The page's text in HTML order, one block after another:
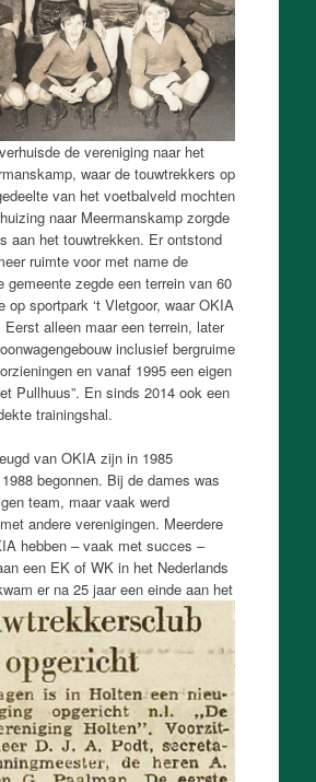
de vereniging naar het
waar de touwtrekkers op
van het voetbalveld mochten
naar Meermanskamp zorgde
aan het touwtrekken. Er ontstond
ruimte voor met name de
gemeente zegde een terrein van 60
op sportpark ‘t Vletgoor, waar OKIA
alleen maar een terrein, later
inclusief bergruime
en vanaf 1995 een eigen
Pullhuus”. En sinds 2014 ook een
trainingshal.
van OKIA zijn in 1985
begonnen. Bij de dames was
team, maar vaak werd
andere verenigingen. Meerdere
hebben – vaak met succes –
een EK of WK in het Nederlands
er na 25 jaar een einde aan het